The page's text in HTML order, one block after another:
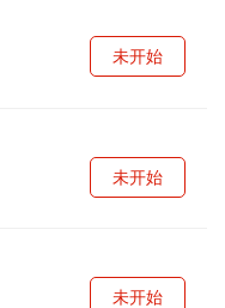
未开始
未开始
未开始